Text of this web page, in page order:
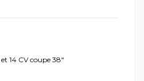
14 CV coupe 38"